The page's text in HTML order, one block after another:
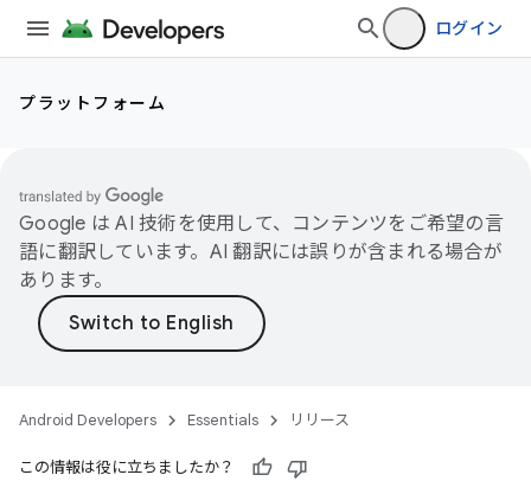
ログイン
プラットフォーム
Google は AI 技術を使用して、コンテンツをご希望の言
語に翻訳しています。AI 翻訳には誤りが含まれる場合が
あります。
Android Developers Essentials リリース
この情報は役に立ちましたか？